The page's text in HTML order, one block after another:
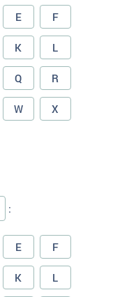
E F
K L
Q R
W X
:
E F
K L